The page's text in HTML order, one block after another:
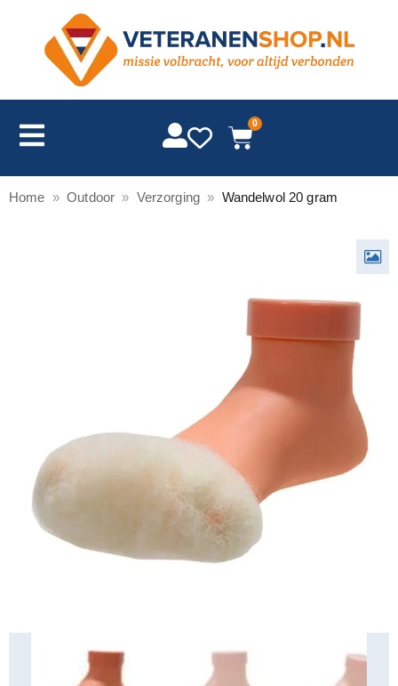
0
Home » Outdoor » Verzorging » Wandelwol 20 gram